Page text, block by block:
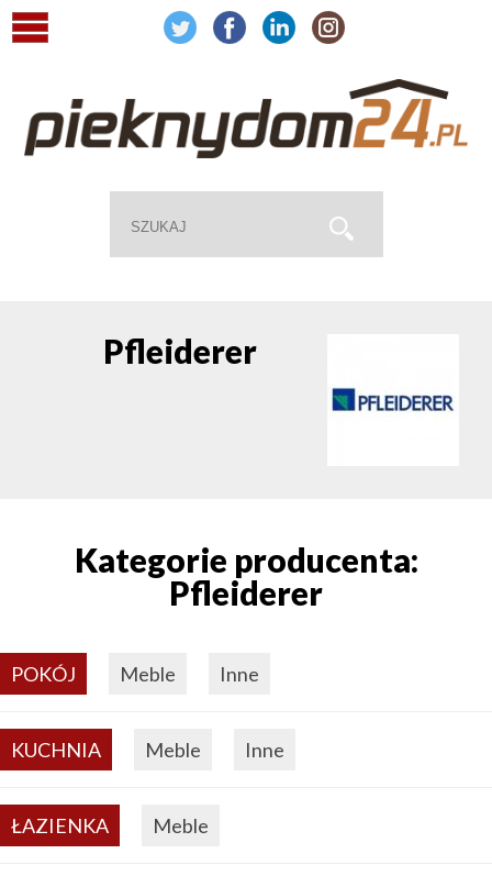
Pfleiderer
Kategorie producenta:
Pfleiderer
POKÓJ Meble Inne
KUCHNIA Meble Inne
ŁAZIENKA Meble